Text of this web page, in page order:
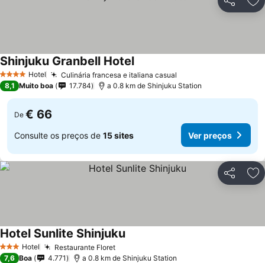
Partilhar
4 EstrelasHotel Culinária francesa e italiana casual
Shinjuku Granbell HotelVer preços
8,1 Muito boa 17.784 a 0.8 km de Shinjuku Station
De € 66
Consulte os preços de 15 sites Ver preços
Partilhar
3 EstrelasHotel Restaurante FloretVer preços
Hotel Sunlite ShinjukuVer preços
7,6 Boa 4.771 a 0.8 km de Shinjuku Station